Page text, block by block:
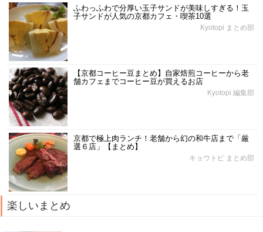
ふわっふわで分厚い玉子サンドが美味しすぎる！玉
子サンドが人気の京都カフェ・喫茶10選
Kyotopi まとめ部
【京都コーヒー豆まとめ】自家焙煎コーヒーから老
舗カフェまでコーヒー豆が買えるお店
Kyotopi 編集部
京都で極上肉ランチ！老舗から幻の和牛店まで「厳
選６店」【まとめ】
キョウトピ まとめ部
楽しいまとめ